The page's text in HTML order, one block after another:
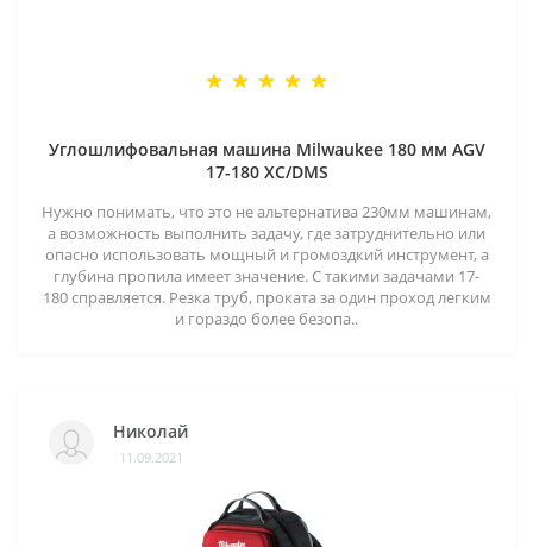
Углошлифовальная машина Milwaukee 180 мм AGV
17-180 XC/DMS
Нужно понимать, что это не альтернатива 230мм машинам,
а возможность выполнить задачу, где затруднительно или
опасно использовать мощный и громоздкий инструмент, а
глубина пропила имеет значение. С такими задачами 17-
180 справляется. Резка труб, проката за один проход легким
и гораздо более безопа..
Николай
11.09.2021